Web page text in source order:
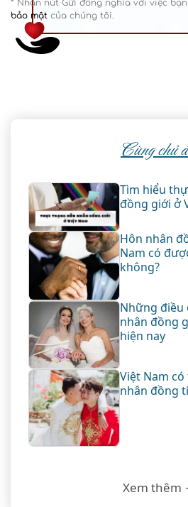
* Nhấn nút Gửi đồng nghĩa với việc
bảo mật của chúng tôi.
Cùng chủ
Tìm hiểu
đồng giới ở
Hôn nhân
Nam có
không?
Những điều
nhân đồng
hiện nay
Việt Nam
nhân đồng
Xem thêm